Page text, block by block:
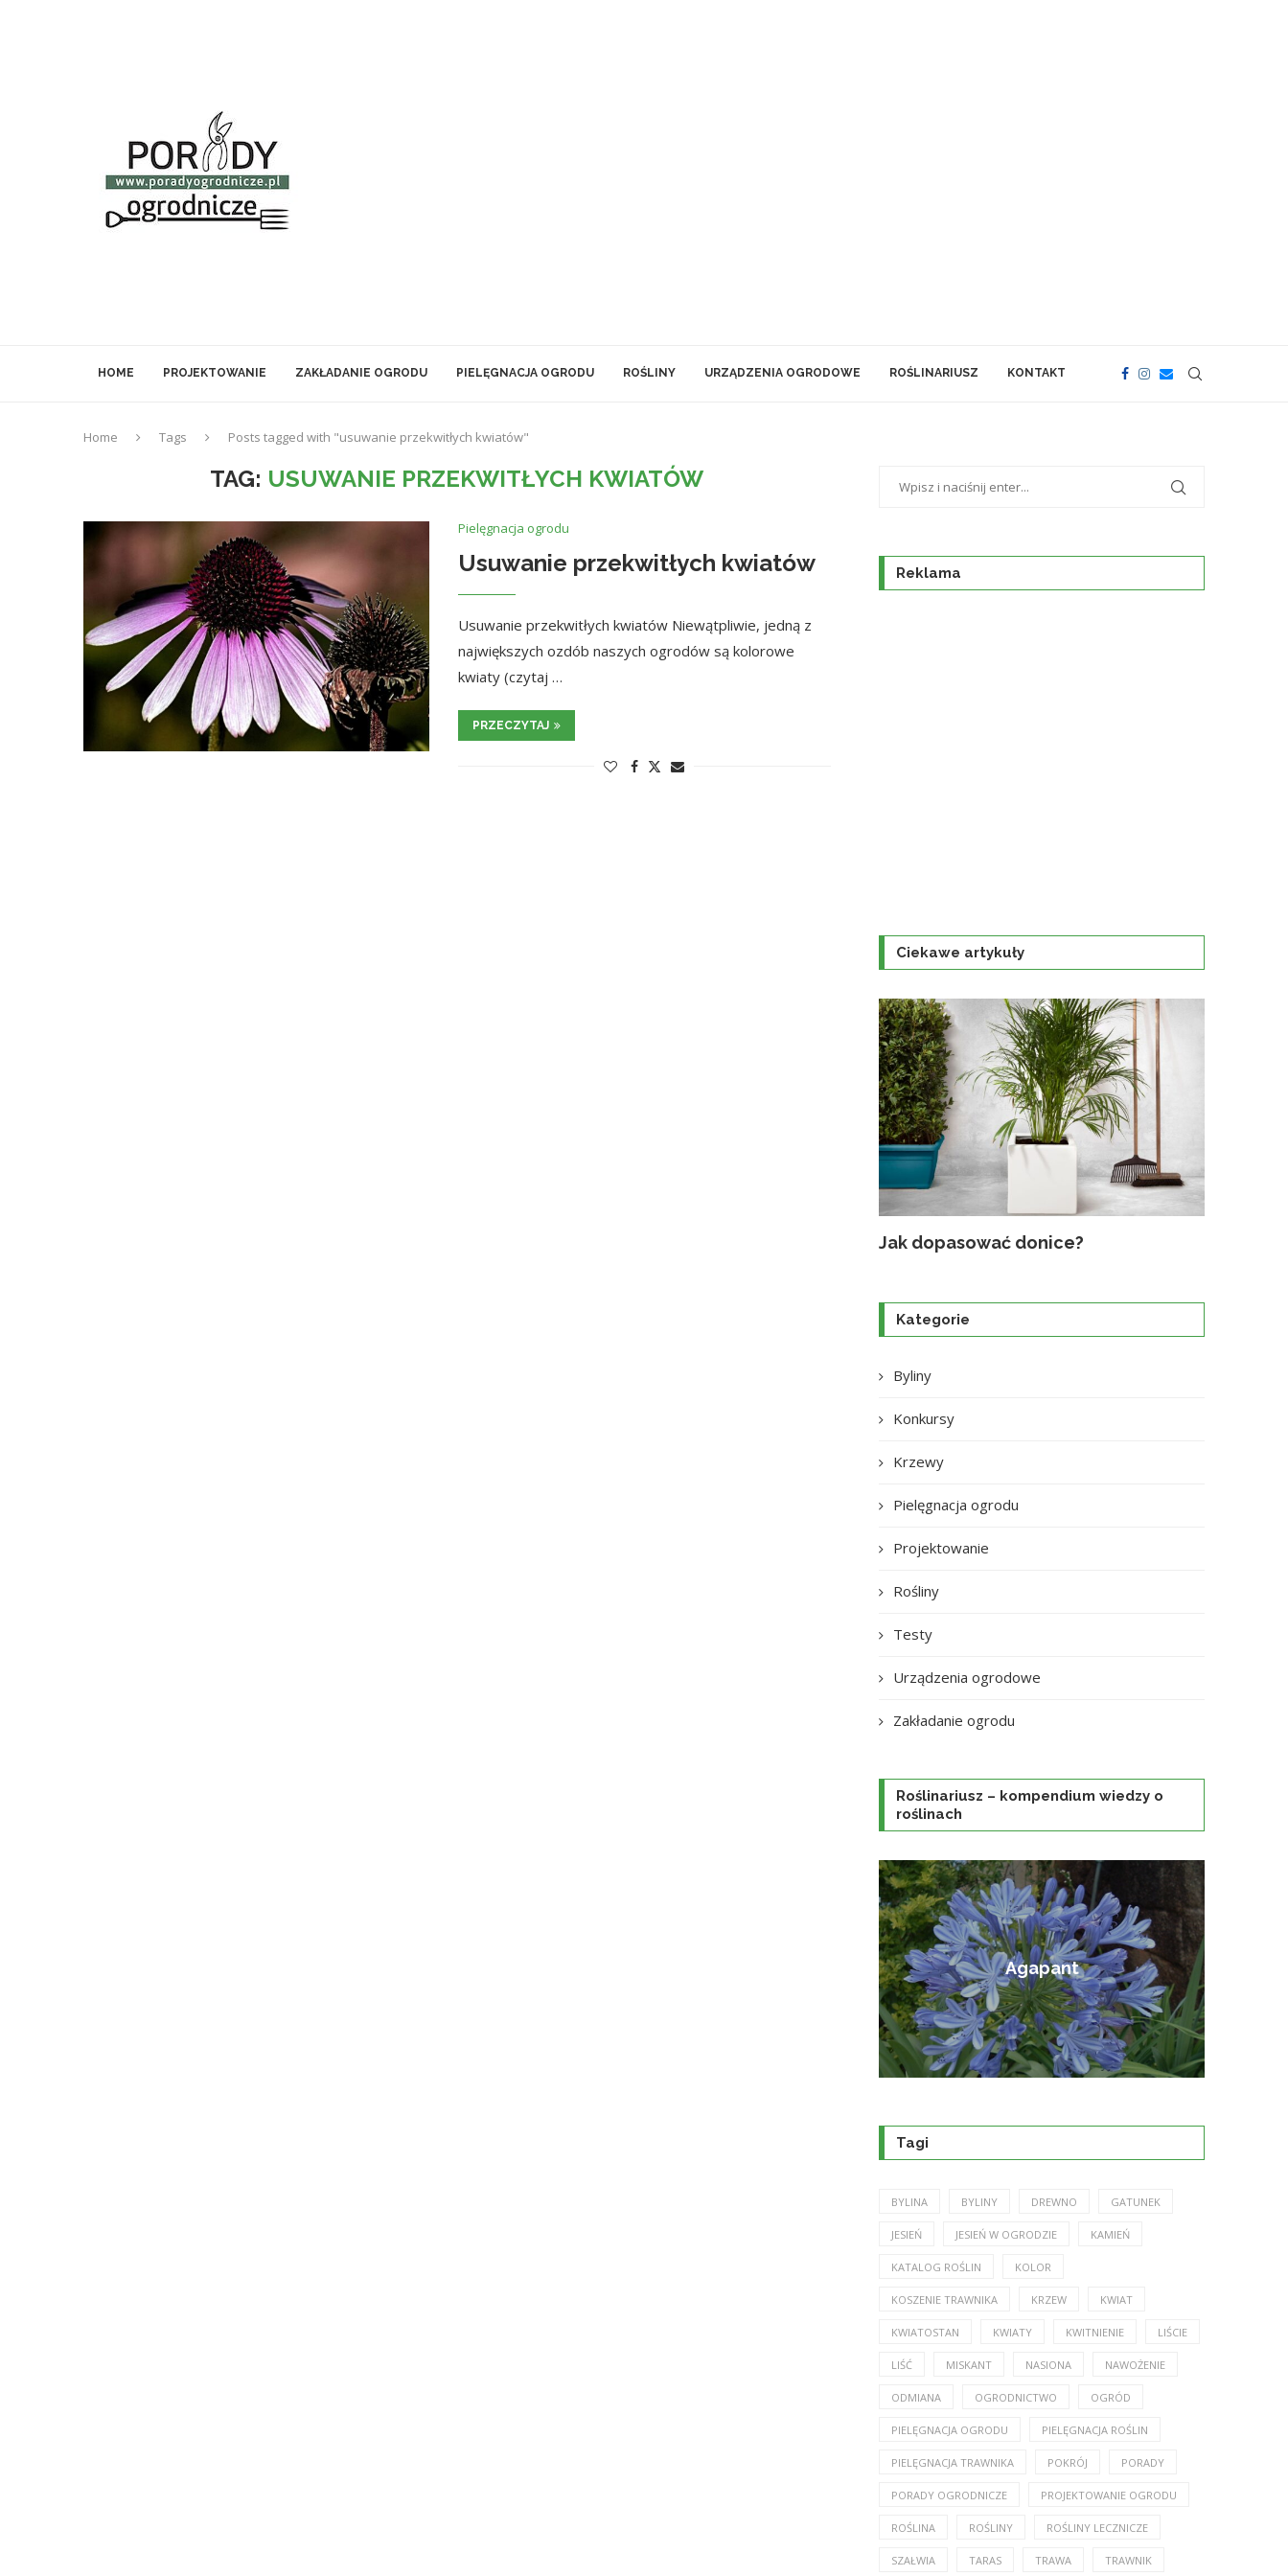
HOME PROJEKTOWANIE ZAKŁADANIE OGRODU PIELĘGNACJA OGRODU ROŚLINY URZĄDZENIA OGRODOWE ROŚLINARIUSZ KONTAKT
Home Tags Posts tagged with "usuwanie przekwitłych kwiatów"
TAG: USUWANIE PRZEKWITŁYCH KWIATÓW
Pielęgnacja ogrodu
Usuwanie przekwitłych kwiatów
Usuwanie przekwitłych kwiatów Niewątpliwie, jedną z
największych ozdób naszych ogrodów są kolorowe
kwiaty (czytaj …
PRZECZYTAJ
Reklama
Ciekawe artykuły
Jak dopasować donice?
Kategorie
Byliny
Konkursy
Krzewy
Pielęgnacja ogrodu
Projektowanie
Rośliny
Testy
Urządzenia ogrodowe
Zakładanie ogrodu
Roślinariusz – kompendium wiedzy o
roślinach
Amorfa krzewiasta
Tagi
BYLINA BYLINY DREWNO GATUNEK
JESIEŃ JESIEŃ W OGRODZIE KAMIEŃ
KATALOG ROŚLIN KOLOR
KOSZENIE TRAWNIKA KRZEW KWIAT
KWIATOSTAN KWIATY KWITNIENIE LIŚCIE
LIŚĆ MISKANT NASIONA NAWOŻENIE
ODMIANA OGRODNICTWO OGRÓD
PIELĘGNACJA OGRODU PIELĘGNACJA ROŚLIN
PIELĘGNACJA TRAWNIKA POKRÓJ PORADY
PORADY OGRODNICZE PROJEKTOWANIE OGRODU
ROŚLINA ROŚLINY ROŚLINY LECZNICZE
SZAŁWIA TARAS TRAWA TRAWNIK